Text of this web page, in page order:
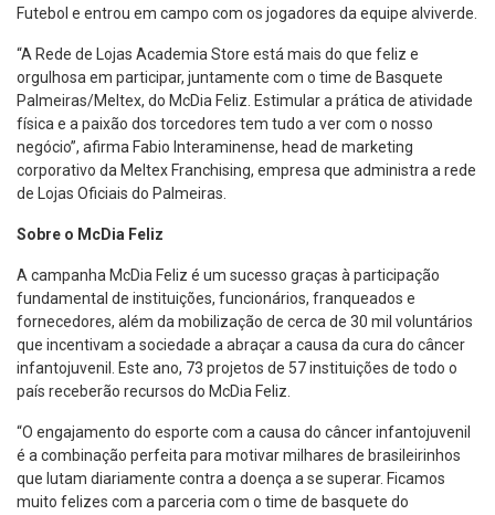
Futebol e entrou em campo com os jogadores da equipe alviverde.
“A Rede de Lojas Academia Store está mais do que feliz e
orgulhosa em participar, juntamente com o time de Basquete
Palmeiras/Meltex, do McDia Feliz. Estimular a prática de atividade
física e a paixão dos torcedores tem tudo a ver com o nosso
negócio”, afirma Fabio Interaminense, head de marketing
corporativo da Meltex Franchising, empresa que administra a rede
de Lojas Oficiais do Palmeiras.
Sobre o McDia Feliz
A campanha McDia Feliz é um sucesso graças à participação
fundamental de instituições, funcionários, franqueados e
fornecedores, além da mobilização de cerca de 30 mil voluntários
que incentivam a sociedade a abraçar a causa da cura do câncer
infantojuvenil. Este ano, 73 projetos de 57 instituições de todo o
país receberão recursos do McDia Feliz.
“O engajamento do esporte com a causa do câncer infantojuvenil
é a combinação perfeita para motivar milhares de brasileirinhos
que lutam diariamente contra a doença a se superar. Ficamos
muito felizes com a parceria com o time de basquete do